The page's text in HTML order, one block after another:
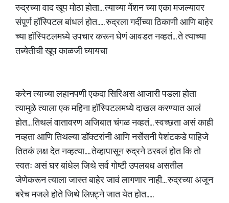
रुद्रच्या वाद खूप मोठा होता... त्याच्या मेंशन च्या एका मजल्यावर
संपूर्ण हॉस्पिटल बांधलं होत..... रुद्रला गर्दीच्या ठिकाणी आणि बाहेर
च्या हॉस्पिटलमध्ये उपचार करून घेणं आवडत नव्हतं... ते त्याच्या
तब्येतीची खूप काळजी घ्यायचा
करेन त्याच्या लहानपणी एकदा सिरिअस आजारी पडला होता
त्यामुळे त्याला एक महिना हॉस्पिटलमध्ये दाखल करण्यात आलं
होत... तिथलं वातावरण अजिबात चंगळ नव्हतं... स्वच्छता असं काही
नव्हता आणि तिथल्या डॉक्टरांनी आणि नर्सेसनी पेशंटकडे पाहिजे
तितकं लक्ष देत नव्हत्या.... तेव्हापासून रुद्रने ठरवलं होत कि तो
स्वतः असं घर बांधेल जिथे सर्व गोष्टी उपलबध असतील
जेणेकरून त्याला जास्त बाहेर जावं लागणार नाही... रुद्रच्या अजून
बरेच मजले होते जिथे लिफ़्ट्ने जात येत होत.....